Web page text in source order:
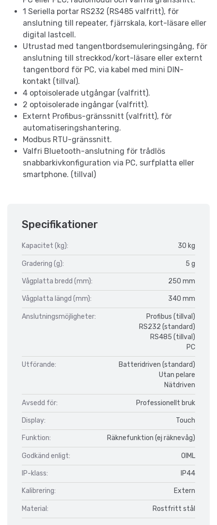
1 Seriella portar RS232 (RS485 valfritt), för
anslutning till repeater, fjärrskala, kort-läsare eller
digital lastcell.
Utrustad med tangentbordsemuleringsingång, för
anslutning till streckkod/kort-läsare eller externt
tangentbord för PC, via kabel med mini DIN-
kontakt (tillval).
4 optoisolerade utgångar (valfritt).
2 optoisolerade ingångar (valfritt).
Externt Profibus-gränssnitt (valfritt), för
automatiseringshantering.
Modbus RTU-gränssnitt.
Valfri Bluetooth-anslutning för trådlös
snabbarkivkonfiguration via PC, surfplatta eller
smartphone. (tillval)
Specifikationer
Kapacitet (kg): 30 kg
Gradering (g): 5 g
Vågplatta bredd (mm): 250 mm
Vågplatta längd (mm): 340 mm
Anslutningsmöjligheter:
Profibus (tillval)
RS232 (standard)
RS485 (tillval)
PC
Utförande:
Batteridriven (standard)
Utan pelare
Nätdriven
Avsedd för: Professionellt bruk
Display: Touch
Funktion: Räknefunktion (ej räknevåg)
Godkänd enligt: OIML
IP-klass: IP44
Kalibrering: Extern
Material: Rostfritt stål